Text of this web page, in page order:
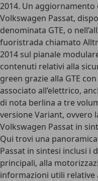
2014. Un
Volkswagen Passat,
denominata GTE, o
fuoristrada chiamato
2014 sul pianale
contenuti relativi alla
green grazie alla GTE
associato all’elettrico,
di nota berlina a tre
versione Variant, ovvero
Volkswagen Passat in
Qui trovi una
Passat in sintesi inclusi i
principali, alla
informazioni utili relative